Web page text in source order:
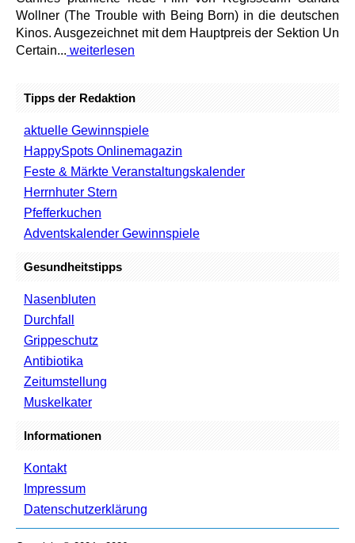
Wollner (The Trouble with Being Born) in die deutschen
Kinos. Ausgezeichnet mit dem Hauptpreis der Sektion Un
Certain... weiterlesen
Tipps der Redaktion
aktuelle Gewinnspiele
HappySpots Onlinemagazin
Feste & Märkte Veranstaltungskalender
Herrnhuter Stern
Pfefferkuchen
Adventskalender Gewinnspiele
Gesundheitstipps
Nasenbluten
Durchfall
Grippeschutz
Antibiotika
Zeitumstellung
Muskelkater
Informationen
Kontakt
Impressum
Datenschutzerklärung